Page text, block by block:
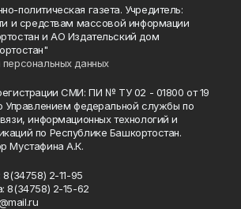
политическая газета. Учредитель:
и средствам массовой информации
и АО Издательский дом
данных
СМИ: ПИ № ТУ 02 - 01800 от 19
Управлением федеральной службы по
информационных технологий и
по Республике Башкортостан.
Мустафина А.К.
2-11-95
8(34758) 2-15-62